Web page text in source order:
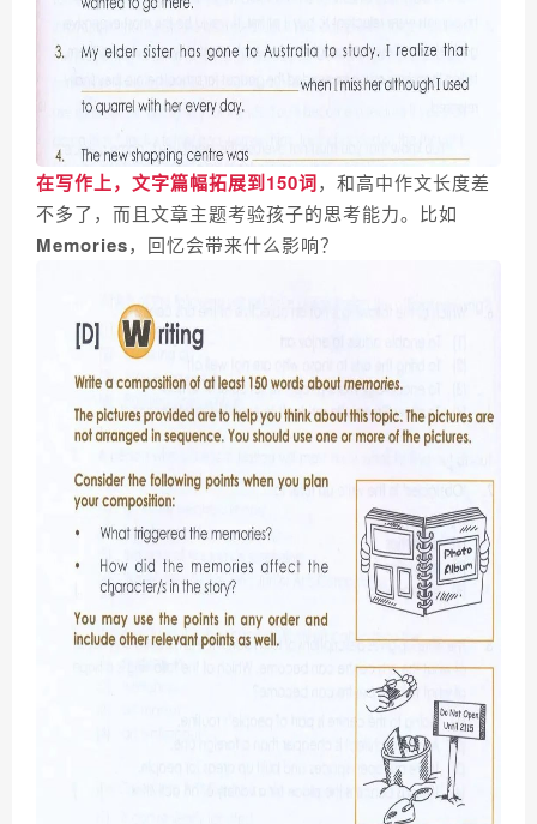
在写作上，文字篇幅拓展到150词，和高中作文长度差
不多了，而且文章主题考验孩子的思考能力。比如
Memories，回忆会带来什么影响？